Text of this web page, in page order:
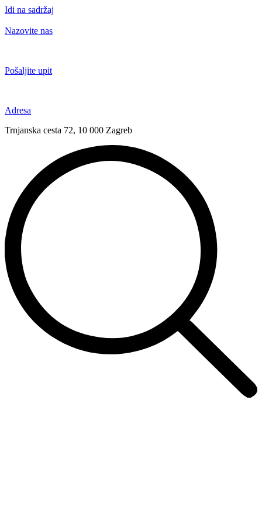
Idi na sadržaj
Nazovite nas
Pošaljite upit
Adresa
Trnjanska cesta 72, 10 000 Zagreb